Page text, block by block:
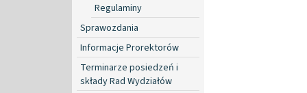
Regulaminy
Sprawozdania
Informacje Prorektorów
Terminarze posiedzeń i
składy Rad Wydziałów